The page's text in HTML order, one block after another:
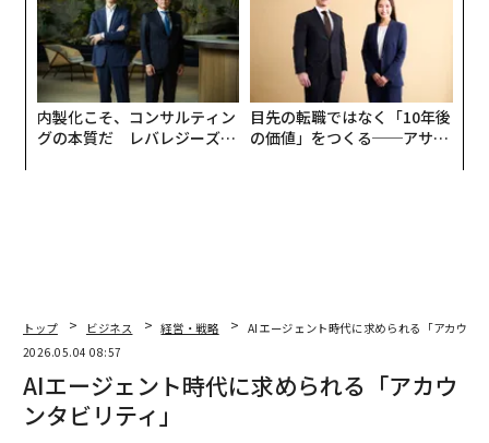
内製化こそ、コンサルティン
グの本質だ レバレジーズが
目先の転職ではなく「10年後
の価値」をつくる──アサイ
トップ ビジネス 経営・戦略
AIエージェント時代に求められる「アカウン
2026.05.04 08:57
AIエージェント時代に求められる「アカウ
ンタビリティ」